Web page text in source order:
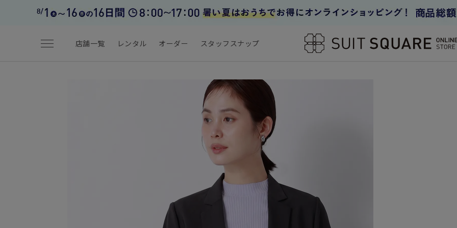
menu 店舗一覧 レンタル オーダー スタッフスナップ